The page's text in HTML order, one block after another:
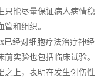
只能尽量保证病人病情稳
和组织。
经对细胞疗法治疗神经
实验也包括临床试验。
之上，表明在发生创伤性